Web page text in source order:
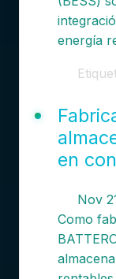
energía
en
Nov
Como